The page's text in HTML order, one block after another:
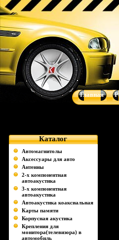
Музыка для Вашего авто -
системы от Clarion, Mystery,
Главная
Каталог
Автомагнитолы
Аксессуары для авто
Антенны
2-х компонентная
автоакустика
3-х компонентная
автоакустика
Автоакустика коаксиальная
Карты памяти
Корпусная акустика
Крепления для
монитора(телевизора) в
автомобиль